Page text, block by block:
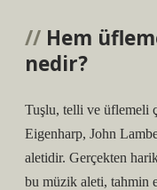
Hem
nedir?
Tuşlu, telli ve üflemeli
Eigenharp, John
aletidir. Gerçekten
bu müzik aleti, tahmin